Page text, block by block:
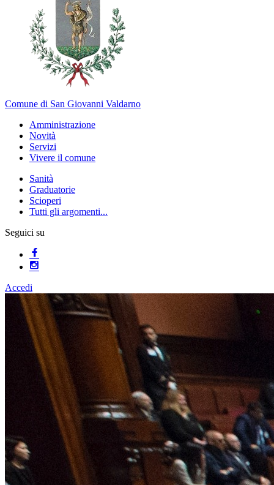
Comune di San Giovanni Valdarno
Amministrazione
Novità
Servizi
Vivere il comune
Sanità
Graduatorie
Scioperi
Tutti gli argomenti...
Seguici su
Accedi